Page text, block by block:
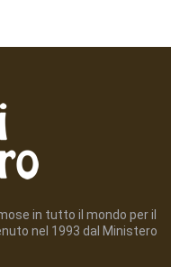
in tutto il mondo per il
nel 1993 dal Ministero